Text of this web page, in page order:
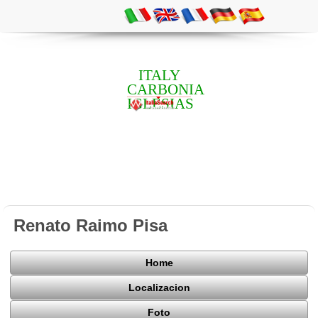
ITALY
CARBONIA
IGLESIAS
Renato Raimo Pisa
Home
Localizacion
Foto